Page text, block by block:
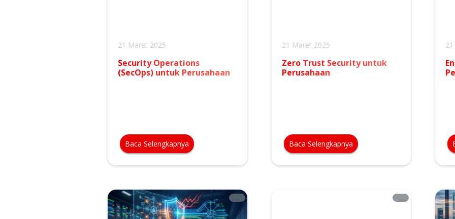
21 Maret 2025
Security Operations
(SecOps) untuk Perusahaan
Baca Selengkapnya
21 Maret 2025
Zero Trust Security untuk
Perusahaan
Baca Selengkapnya